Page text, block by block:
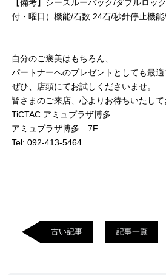
【備考】シースルーバック/ダブルロッ
付・曜日）機能/石数 24石/秒針停止機能
自分のご褒美はもちろん、
パートナーへのプレゼントとしても最適
ぜひ、店頭にてお試しくださいませ。
皆さまのご来店、心よりお待ちいたして
TiCTAC アミュプラザ博多
アミュプラザ博多 7F
Tel: 092-413-5464
古い記事 記事一覧